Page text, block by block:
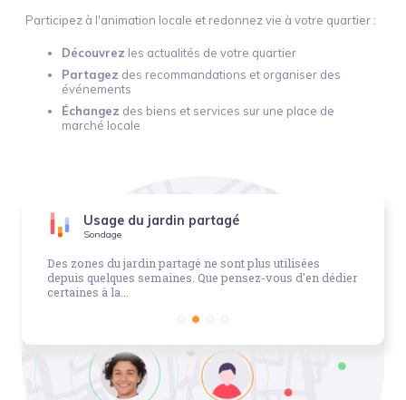
Participez à l'animation locale et redonnez vie à votre quartier :
Découvrez les actualités de votre quartier
Partagez des recommandations et organiser des
événements
Échangez des biens et services sur une place de
marché locale
Usage du jardin partagé
Sondage
Des zones du jardin partagé ne sont plus utilisées
depuis quelques semaines. Que pensez-vous d'en dédier
certaines à la...